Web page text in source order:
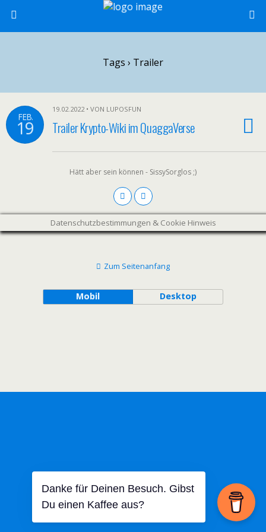
Tags › Trailer
FEB.
19
19.02.2022 • VON LUPOSFUN
Trailer Krypto-Wiki im QuaggaVerse
Hätt aber sein können - SissySorglos ;)
Datenschutzbestimmungen & Cookie Hinweis
Zum Seitenanfang
Mobil Desktop
Danke für Deinen Besuch. Gibst
Du einen Kaffee aus?